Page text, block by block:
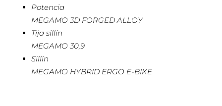
Potencia
MEGAMO 3D FORGED ALLOY
Tija sillín
MEGAMO 30,9
Sillín
MEGAMO HYBRID ERGO E-BIKE